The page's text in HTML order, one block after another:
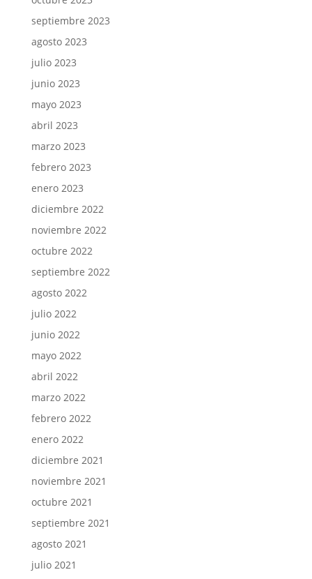
septiembre 2023
agosto 2023
julio 2023
junio 2023
mayo 2023
abril 2023
marzo 2023
febrero 2023
enero 2023
diciembre 2022
noviembre 2022
octubre 2022
septiembre 2022
agosto 2022
julio 2022
junio 2022
mayo 2022
abril 2022
marzo 2022
febrero 2022
enero 2022
diciembre 2021
noviembre 2021
octubre 2021
septiembre 2021
agosto 2021
julio 2021